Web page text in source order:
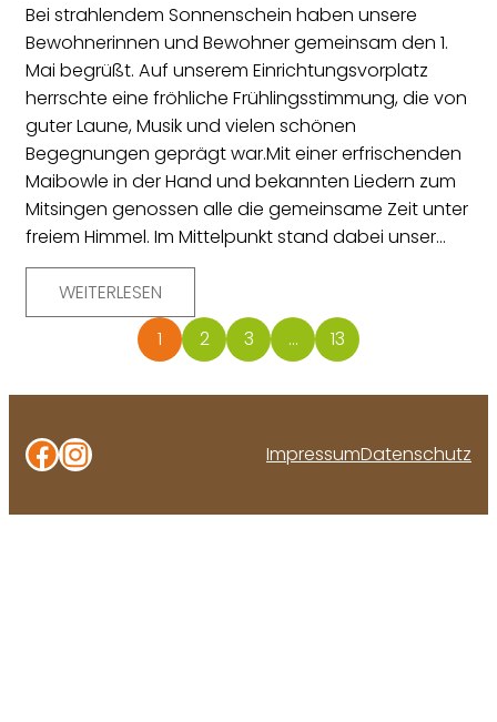
Bei strahlendem Sonnenschein haben unsere
Bewohnerinnen und Bewohner gemeinsam den 1.
Mai begrüßt. Auf unserem Einrichtungsvorplatz
herrschte eine fröhliche Frühlingsstimmung, die von
guter Laune, Musik und vielen schönen
Begegnungen geprägt war.Mit einer erfrischenden
Maibowle in der Hand und bekannten Liedern zum
Mitsingen genossen alle die gemeinsame Zeit unter
freiem Himmel. Im Mittelpunkt stand dabei unser…
WEITERLESEN
1
2 3 … 13
Facebook
Instagram ImpressumDatenschutz